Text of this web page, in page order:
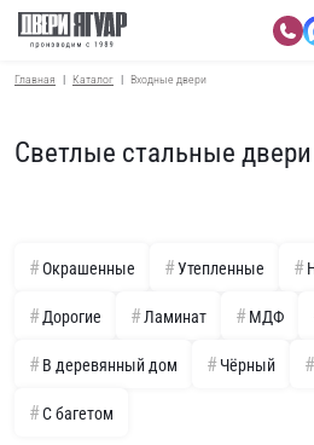
Главная Каталог Входные двери
Светлые стальные
Окрашенные Утепленные
Дорогие Ламинат МДФ
В деревянный дом Чёрный
С багетом